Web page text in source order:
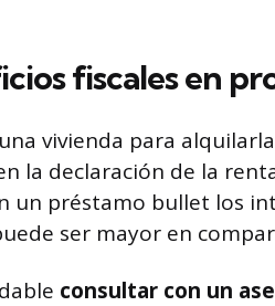
fiscales en
vivienda para
la declaración de la
un préstamo bullet los
ser mayor en
consultar con un